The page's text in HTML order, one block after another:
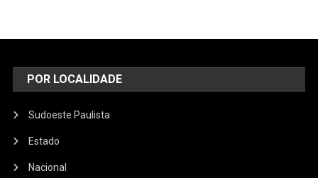
POR LOCALIDADE
Sudoeste Paulista
Estado
Nacional